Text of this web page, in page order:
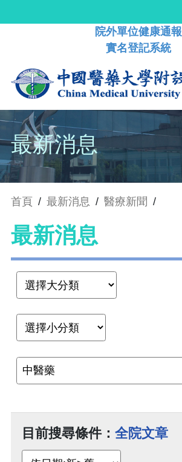
院外單位健康通報
實名登記系統
最新消息
首頁 / 最新消息 / 醫療新聞 /
最新消息
目前搜尋條件： 全院文章